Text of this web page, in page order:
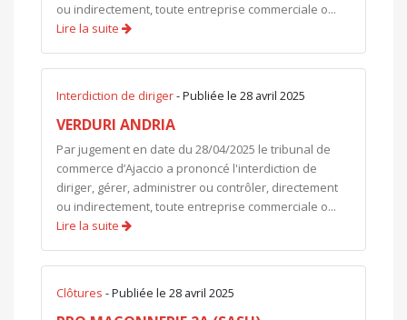
ou indirectement, toute entreprise commerciale o...
Lire la suite
Interdiction de diriger- Publiée le 28 avril 2025
VERDURI ANDRIA
Par jugement en date du 28/04/2025 le tribunal de
commerce d’Ajaccio a prononcé l'interdiction de
diriger, gérer, administrer ou contrôler, directement
ou indirectement, toute entreprise commerciale o...
Lire la suite
Clôtures - Publiée le 28 avril 2025